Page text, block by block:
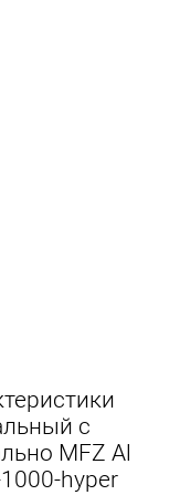
с
MFZ Al
hyper